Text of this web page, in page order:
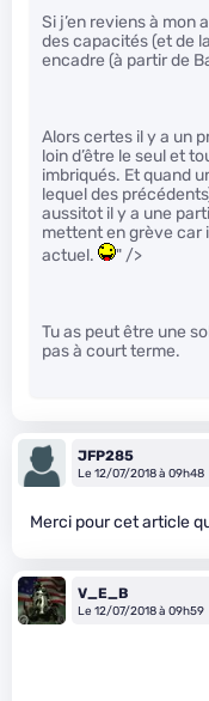
Si j’en reviens à mon
des capacités (et de
encadre (à partir de
Alors certes il y a un
loin d’être le seul et
imbriqués. Et quand
lequel des
aussitot il y a une
mettent en grève car
actuel.
" />
Tu as peut être une
pas à court terme.
JFP285
Le 12/07/2018 à 09h48
Merci pour cet article
V_E_B
Le 12/07/2018 à 09h59